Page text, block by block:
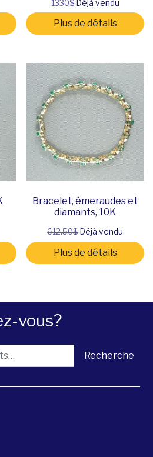
vous?
Recherche
1330$Déjà vendu
Plus de détails
Bracelet, émeraudes et
diamants, 10K
612.50$Déjà vendu
Plus de détails